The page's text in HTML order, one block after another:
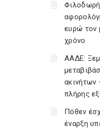
ευρώ τον
χρόνο
ΑΑΔΕ:
ακινήτων
πλήρης
Πόθεν
έναρξη